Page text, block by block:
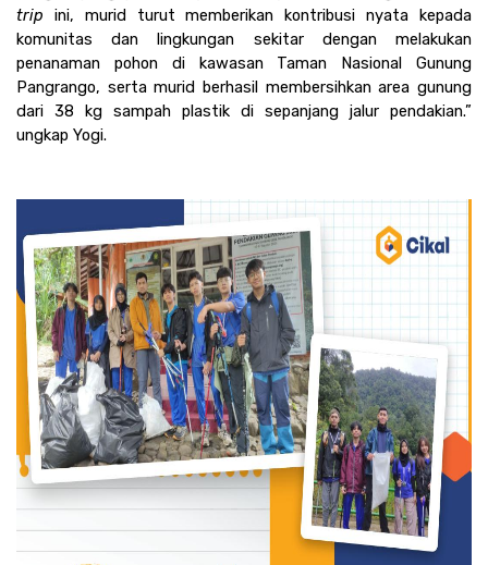
trip ini, murid turut memberikan kontribusi nyata kepada
komunitas dan lingkungan sekitar dengan melakukan
penanaman pohon di kawasan Taman Nasional Gunung
Pangrango, serta murid berhasil membersihkan area gunung
dari 38 kg sampah plastik di sepanjang jalur pendakian.”
ungkap Yogi.